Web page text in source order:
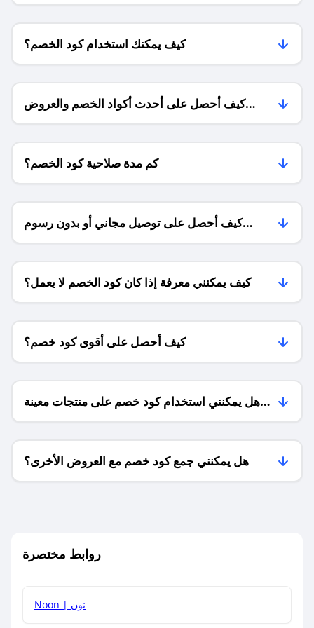
كيف يمكنك استخدام كود الخصم؟
كيف أحصل على أحدث أكواد الخصم والعروض
للمتاجر؟
كم مدة صلاحية كود الخصم؟
كيف أحصل على توصيل مجاني أو بدون رسوم
الشحن ؟
كيف يمكنني معرفة إذا كان كود الخصم لا يعمل؟
كيف أحصل على أقوى كود خصم؟
هل يمكنني استخدام كود خصم على منتجات معينة
فقط؟
هل يمكنني جمع كود خصم مع العروض الأخرى؟
روابط مختصرة
Noon | نون